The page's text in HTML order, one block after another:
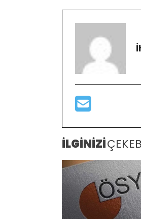
İLGİNİZİ